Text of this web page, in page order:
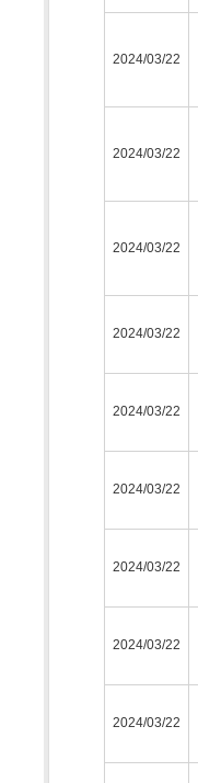
2024/03/22
2024/03/22
2024/03/22
2024/03/22
2024/03/22
2024/03/22
2024/03/22
2024/03/22
2024/03/22